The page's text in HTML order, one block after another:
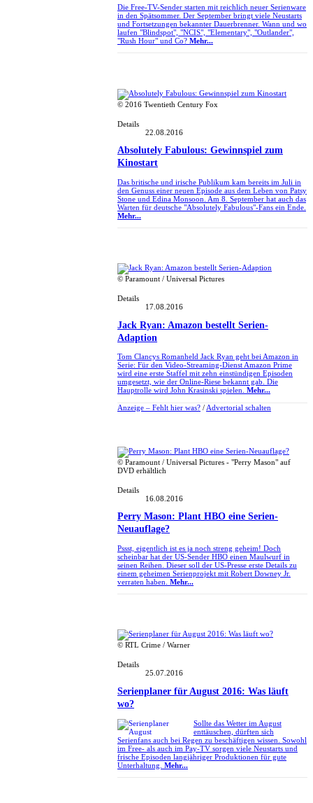
Die Free-TV-Sender starten mit reichlich neuer Serienware
in den Spätsommer. Der September bringt viele Neustarts
und Fortsetzungen bekannter Dauerbrenner. Wann und wo
laufen "Blindspot", "NCIS", "Elementary", "Outlander",
"Rush Hour" und Co? Mehr...
© 2016 Twentieth Century Fox
Details
22.08.2016
Absolutely Fabulous: Gewinnspiel zum
Kinostart
Das britische und irische Publikum kam bereits im Juli in
den Genuss einer neuen Episode aus dem Leben von Patsy
Stone und Edina Monsoon. Am 8. September hat auch das
Warten für deutsche "Absolutely Fabulous"-Fans ein Ende.
Mehr...
© Paramount / Universal Pictures
Details
17.08.2016
Jack Ryan: Amazon bestellt Serien-
Adaption
Tom Clancys Romanheld Jack Ryan geht bei Amazon in
Serie: Für den Video-Streaming-Dienst Amazon Prime
wird eine erste Staffel mit zehn einstündigen Episoden
umgesetzt, wie der Online-Riese bekannt gab. Die
Hauptrolle wird John Krasinski spielen. Mehr...
Anzeige – Fehlt hier was? / Advertorial schalten
© Paramount / Universal Pictures - "Perry Mason" auf
DVD erhältlich
Details
16.08.2016
Perry Mason: Plant HBO eine Serien-
Neuauflage?
Pssst, eigentlich ist es ja noch streng geheim! Doch
scheinbar hat der US-Sender HBO einen Maulwurf in
seinen Reihen. Dieser soll der US-Presse erste Details zu
einem geheimen Serienprojekt mit Robert Downey Jr.
verraten haben. Mehr...
© RTL Crime / Warner
Details
25.07.2016
Serienplaner für August 2016: Was läuft
wo?
Sollte das Wetter im August
enttäuschen, dürften sich
Serienfans auch bei Regen zu beschäftigen wissen. Sowohl
im Free- als auch im Pay-TV sorgen viele Neustarts und
frische Episoden langjähriger Produktionen für gute
Unterhaltung. Mehr...